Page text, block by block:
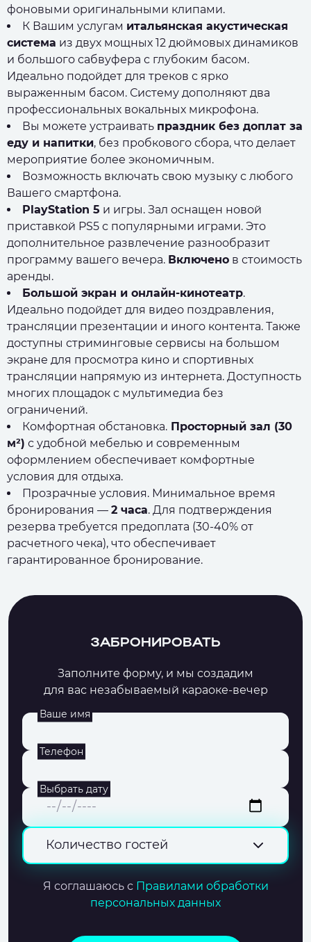
фоновыми оригинальными клипами.
К Вашим услугам итальянская акустическая
система из двух мощных 12 дюймовых динамиков
и большого сабвуфера с глубоким басом.
Идеально подойдет для треков с ярко
выраженным басом. Систему дополняют два
профессиональных вокальных микрофона.
Вы можете устраивать праздник без доплат за
еду и напитки, без пробкового сбора, что делает
мероприятие более экономичным.
Возможность включать свою музыку с любого
Вашего смартфона.
PlayStation 5 и игры. Зал оснащен новой
приставкой PS5 с популярными играми. Это
дополнительное развлечение разнообразит
программу вашего вечера. Включено в стоимость
аренды.
Большой экран и онлайн-кинотеатр.
Идеально подойдет для видео поздравления,
трансляции презентации и иного контента. Также
доступны стриминговые сервисы на большом
экране для просмотра кино и спортивных
трансляции напрямую из интернета. Доступность
многих площадок с мультимедиа без
ограничений.
Комфортная обстановка. Просторный зал (30
м²) с удобной мебелью и современным
оформлением обеспечивает комфортные
условия для отдыха.
Прозрачные условия. Минимальное время
бронирования — 2 часа. Для подтверждения
резерва требуется предоплата (30-40% от
расчетного чека), что обеспечивает
гарантированное бронирование.
ЗАБРОНИРОВАТЬ
Заполните форму, и мы создадим
для вас незабываемый караоке-вечер
Ваше имя
Телефон
Выбрать дату
Количество гостей
Я соглашаюсь с Правилами обработки
персональных данных